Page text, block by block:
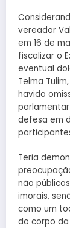
vereador
em 16 de
fiscalizar o
eventual
Telma
havido
defesa em
Teria
não
imorais,
como um
do corpo da